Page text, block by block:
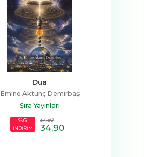
Dua
Emine Aktunç Demirbaş
Şira Yayınları
%6
İNDİRİM
37,50
34,90